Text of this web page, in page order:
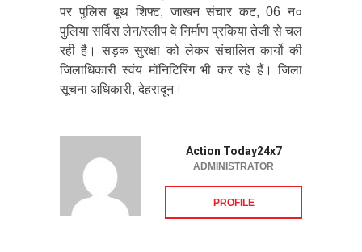
पर पुलिस बूथ शिफ्ट, जाखन संचार कट, 06 न०
पुलिया सर्विस लेन/स्लीप वे निर्माण प्रकिया तेजी से चल
रही है। सड़क सुरक्षा को लेकर संचालित कार्याे की
जिलाधिकारी स्वंय मॉनिटिरिंग भी कर रहे हैं। जिला
सूचना अधिकारी, देहरादून।
Action Today24x7
ADMINISTRATOR
PROFILE